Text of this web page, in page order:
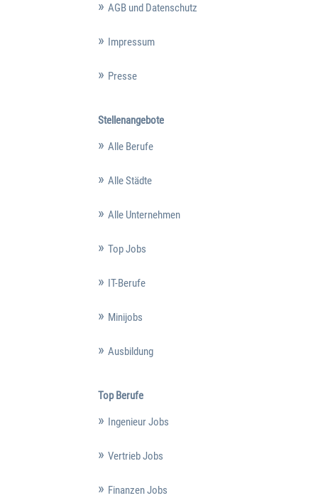
AGB und Datenschutz
Impressum
Presse
Stellenangebote
Alle Berufe
Alle Städte
Alle Unternehmen
Top Jobs
IT-Berufe
Minijobs
Ausbildung
Top Berufe
Ingenieur Jobs
Vertrieb Jobs
Finanzen Jobs